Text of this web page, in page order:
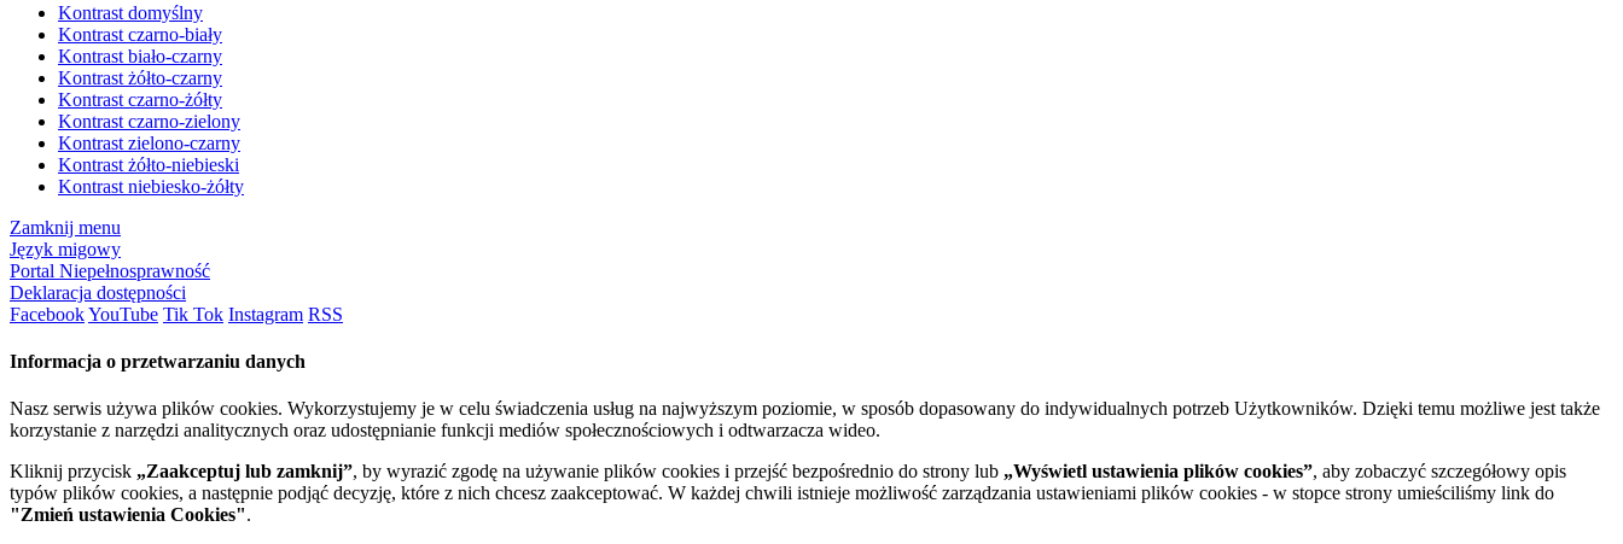
Kontrast domyślny
Kontrast czarno-biały
Kontrast biało-czarny
Kontrast żółto-czarny
Kontrast czarno-żółty
Kontrast czarno-zielony
Kontrast zielono-czarny
Kontrast żółto-niebieski
Kontrast niebiesko-żółty
Zamknij menu
Język migowy
Portal Niepełnosprawność
Deklaracja dostępności
FacebookYouTube Tik Tok Instagram RSS
Informacja o przetwarzaniu danych
Nasz serwis używa plików cookies. Wykorzystujemy je w celu świadczenia usług na najwyższym poziomie, w sposób dopasowany do indywidualnych potrzeb Użytkowników. Dzięki temu możliwe jest także
korzystanie z narzędzi analitycznych oraz udostępnianie funkcji mediów społecznościowych i odtwarzacza wideo.
Kliknij przycisk „Zaakceptuj lub zamknij”, by wyrazić zgodę na używanie plików cookies i przejść bezpośrednio do strony lub „Wyświetl ustawienia plików cookies”, aby zobaczyć szczegółowy opis
typów plików cookies, a następnie podjąć decyzję, które z nich chcesz zaakceptować. W każdej chwili istnieje możliwość zarządzania ustawieniami plików cookies - w stopce strony umieściliśmy link do
"Zmień ustawienia Cookies".